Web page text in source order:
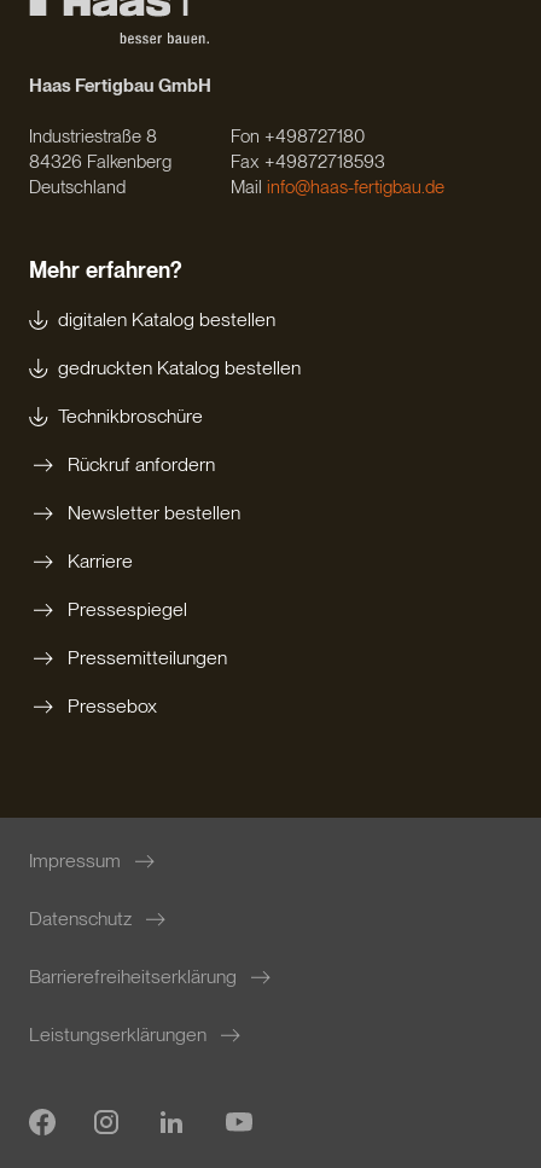
Haas Fertigbau GmbH
Industriestraße 8
84326 Falkenberg
Deutschland
Fon +498727180
Fax +49872718593
Mail info@haas-fertigbau.de
Mehr erfahren?
digitalen Katalog bestellen
gedruckten Katalog bestellen
Technikbroschüre
Rückruf anfordern
Newsletter bestellen
Karriere
Pressespiegel
Pressemitteilungen
Pressebox
Impressum
Datenschutz
Barrierefreiheitserklärung
Leistungserklärungen